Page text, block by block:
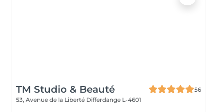
TM Studio & Beauté
56
53, Avenue de la Liberté Differdange L-4601